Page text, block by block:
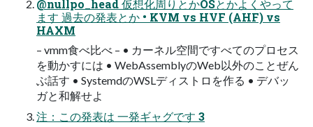
@nullpo_head 仮想化周りとかOSとかよくやって
ます 過去の発表とか • KVM vs HVF (AHF) vs
HAXM
– vmm食べ比べ – • カーネル空間ですべてのプロセス
を動かすには • WebAssemblyのWeb以外のことぜん
ぶ話す • SystemdのWSLディストロを作る • デバッ
ガと和解せよ
注：この発表は 一発ギャグです 3